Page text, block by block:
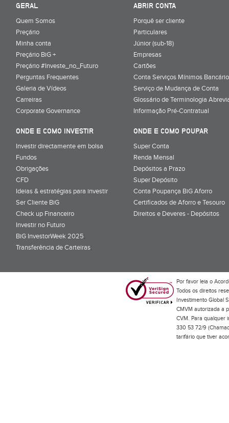
GERAL
Quem Somos
Preçário
Minha conta
Preçário BiG +
Preçário #Investe_no_Futuro
Perguntas Frequentes
Galeria de Vídeos
Carreiras
Corporate Governance
ABRIR CONTA
Porquê ser cliente
Particulares
Júnior (sub-18)
Empresas
Cartões
Conta Serviços Mínimos
Serviço de Mudança de Conta
Glossário de Terminologia
Informação Pré-Contratual
ONDE E COMO INVESTIR
Investir directamente em bolsa
Fundos
Obrigações
CFD
Ideias & estratégias para investir
Ser Cliente BiG
Check up Financeiro
Investir no Futuro
BiG InvestorWeek 2025;
Transferência de Carteiras;
ONDE E COMO POUPAR
Super Conta
Renda Mensal
Depósitos a Prazo
Super Depósito
Conta Poupança BiG Aforro
Certificados de Aforro e Tesouro
Direitos e Deveres - Depósitos
Por favor leia o
Todos os direitos
Investimento Global
CMVM autorizada a
CVM. Para qualquer
330 53 72/9
tarifário que tiver